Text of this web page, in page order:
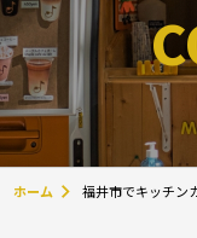
ホーム 福井市でキッチン